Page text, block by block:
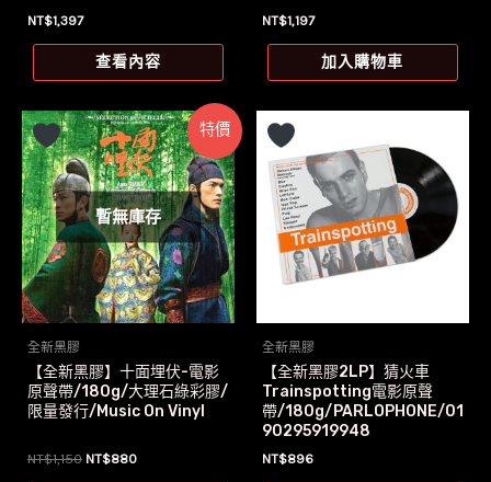
NT$1,397
查看內容
NT$1,197
加入購物車
特價
暫無庫存
全新黑膠
【全新黑膠】十面埋伏-電影
原聲帶/180g/大理石綠彩膠/
限量發行/Music On Vinyl
NT$1,150 原
NT$880目
全新黑膠
【全新黑膠2LP】猜火車
Trainspotting電影原聲
帶/180g/PARLOPHONE/01
90295919948
NT$896